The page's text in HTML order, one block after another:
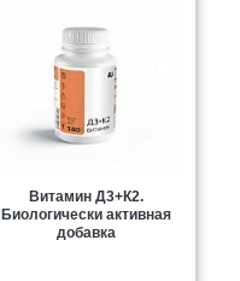
Витамин Д3+К2.
Биологически активная
добавка